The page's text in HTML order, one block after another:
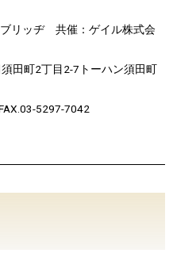
ッヂ 共催：ゲイル株式会
丁目2-7トーハン須田町
5297-7042